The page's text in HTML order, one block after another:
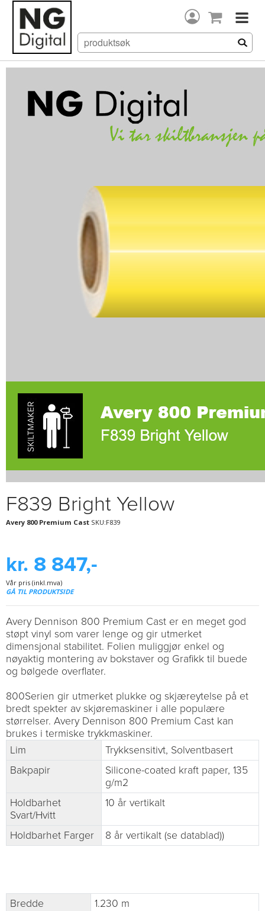
F839 Bright Yellow
Avery 800 Premium Cast SKU:F839
kr. 8 847,-
Vår pris (inkl.mva)
GÅ TIL PRODUKTSIDE
Avery Dennison 800 Premium Cast er en meget god
støpt vinyl som varer lenge og gir utmerket
dimensjonal stabilitet. Folien muliggjør enkel og
nøyaktig montering av bokstaver og Grafikk til buede
og bølgede overflater.
800Serien gir utmerket plukke og skjæreytelse på et
bredt spekter av skjøremaskiner i alle populære
størrelser. Avery Dennison 800 Premium Cast kan
brukes i termiske trykkmaskiner.
Lim
Trykksensitivt, Solventbasert
Bakpapir
Silicone-coated kraft paper, 135
g/m2
Holdbarhet
Svart/Hvitt
10 år vertikalt
Holdbarhet Farger 8 år vertikalt (se datablad))
Bredde
1.230 m